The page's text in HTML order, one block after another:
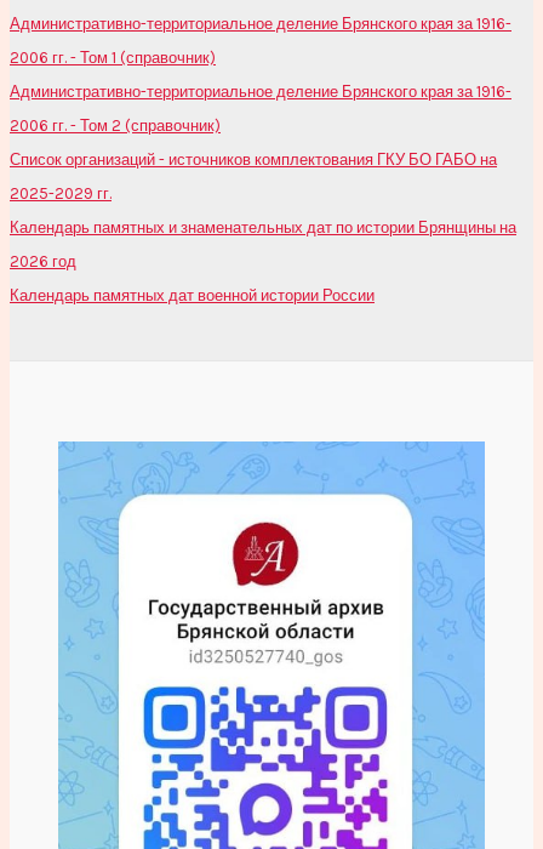
Административно-территориальное деление Брянского края за 1916-
2006 гг. - Том 1 (справочник)
Административно-территориальное деление Брянского края за 1916-
2006 гг. - Том 2 (справочник)
Список организаций - источников комплектования ГКУ БО ГАБО на
2025-2029 гг.
Календарь памятных и знаменательных дат по истории Брянщины на
2026 год
Календарь памятных дат военной истории России